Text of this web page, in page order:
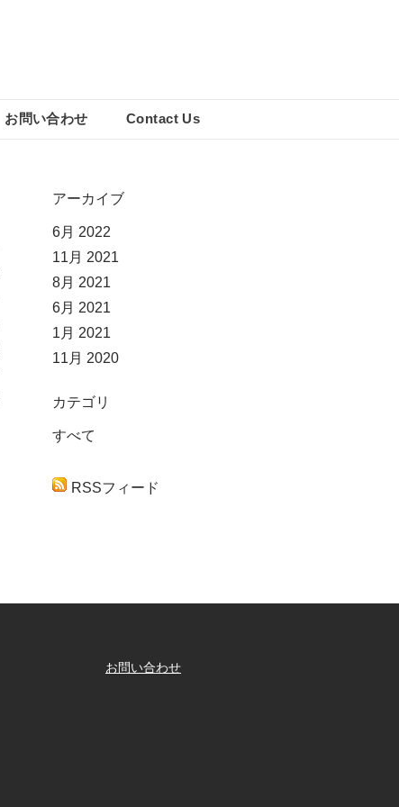
お問い合わせ Contact Us
アーカイブ
6月 2022
11月 2021
8月 2021
6月 2021
1月 2021
11月 2020
カテゴリ
すべて
RSSフィード
お問い合わせ